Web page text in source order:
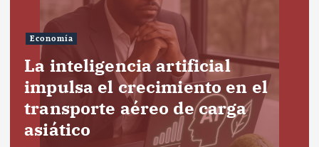
Economía
La inteligencia artificial
impulsa el crecimiento en el
transporte aéreo de carga
asiático